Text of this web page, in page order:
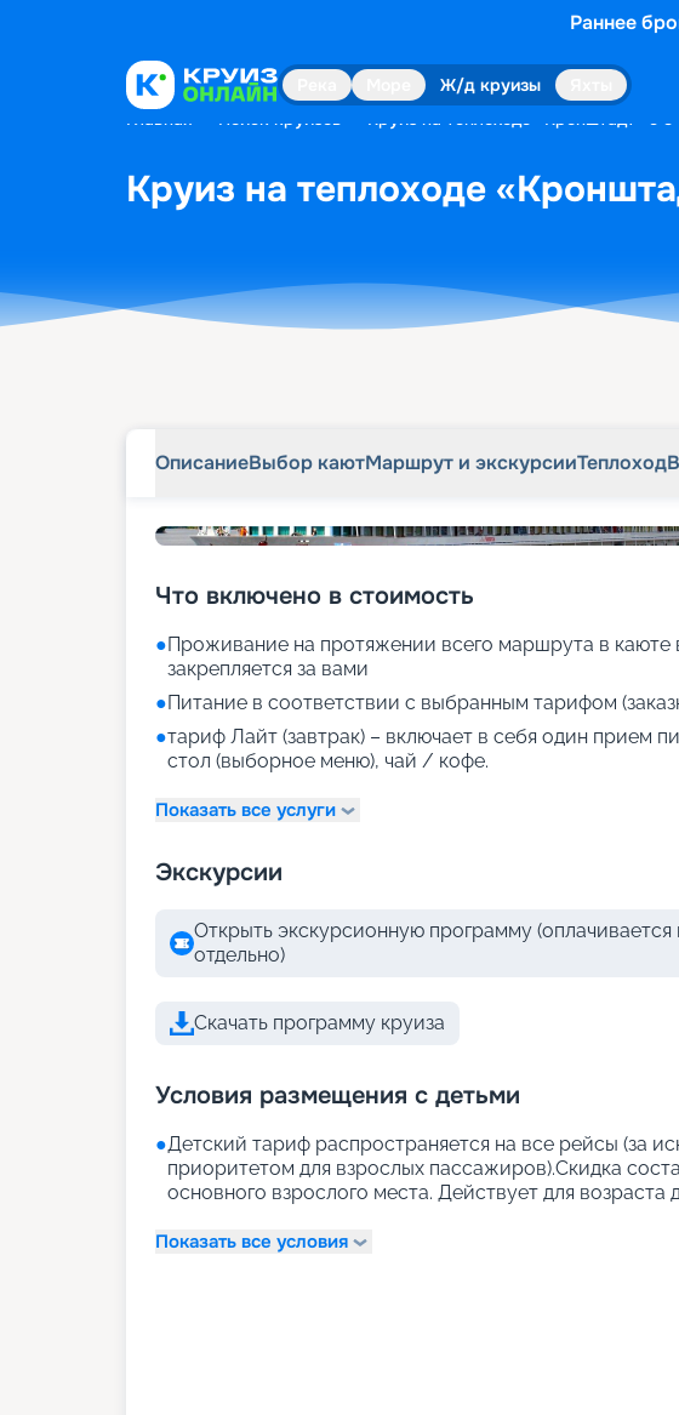
Раннее
Ж/д круизы
Главная Поиск круизов Круиз на теплоходе «Кронштадт» с 9
Круиз на теплоходе
ОписаниеВыбор каютМаршрут и экскурсииТеплоход
Что включено в стоимость
●Проживание на протяжении всего маршрута в каюте
закрепляется за вами
●Питание в соответствии с выбранным тарифом
●тариф Лайт (завтрак) – включает в себя один прием
стол (выборное меню), чай / кофе.
Показать все услуги
Экскурсии
Открыть экскурсионную программу (оплачивается
отдельно)
Скачать программу круиза
Условия размещения с детьми
●Детский тариф распространяется на все рейсы (за
приоритетом для взрослых пассажиров).Скидка
основного взрослого места. Действует для возраста
Показать все условия